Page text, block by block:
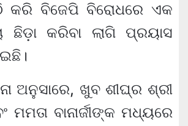
କରି ବିଜେପି ବିରୋଧରେ ଏକ
ଛିଡ଼ା କରିବା ଲାଗି ପ୍ରୟାସ
ଅନୁସାରେ, ଖୁବ ଶୀଘ୍ର ଶ୍ରୀ
ମମତା ବାନାର୍ଜୀଙ୍କ ମଧ୍ୟରେ